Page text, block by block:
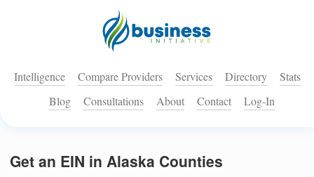
Intelligence Compare Providers Services Directory
Stats
Blog
Consultations About Contact Log-In
Get an EIN in Alaska Counties